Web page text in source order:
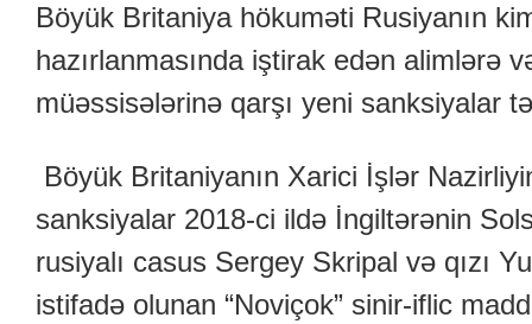
Böyük Britaniya hökuməti Rusiyanın
hazırlanmasında iştirak edən alimlərə
müəssisələrinə qarşı yeni sanksiyalar
Böyük Britaniyanın Xarici İşlər
sanksiyalar 2018-ci ildə İngiltərənin
rusiyalı casus Sergey Skripal və qızı
istifadə olunan “Noviçok” sinir-iflic